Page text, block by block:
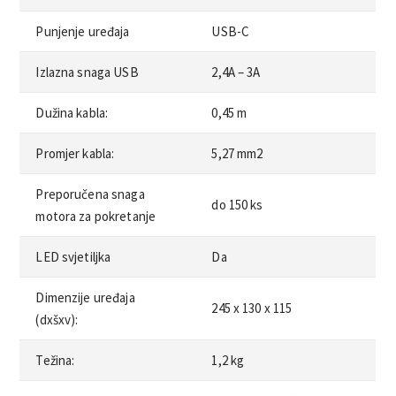
Punjenje uređaja USB-C
Izlazna snaga USB 2,4A – 3A
Dužina kabla: 0,45 m
Promjer kabla: 5,27 mm2
Preporučena snaga
motora za pokretanje
do 150 ks
LED svjetiljka Da
Dimenzije uređaja
(dxšxv):
245 x 130 x 115
Težina: 1,2 kg